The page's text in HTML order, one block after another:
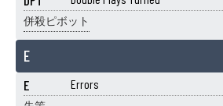
併殺ピボット
E
E Errors